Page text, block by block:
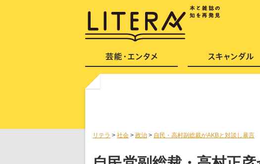
リテラ > 社会 > 政治 > 自民・高村副総裁がAKBと対談し暴言